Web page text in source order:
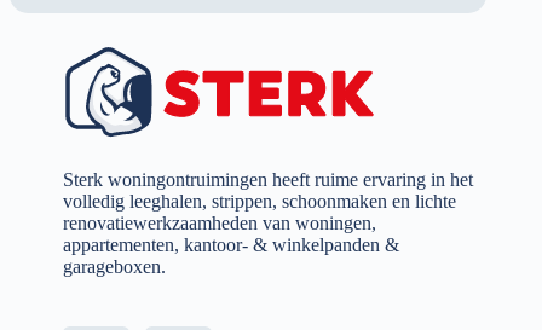
Sterk woningontruimingen heeft ruime ervaring in het
volledig leeghalen, strippen, schoonmaken en lichte
renovatiewerkzaamheden van woningen,
appartementen, kantoor- & winkelpanden &
garageboxen.